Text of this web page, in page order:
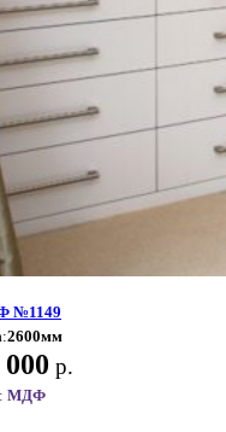
№1149
2600мм
р.
МДФ